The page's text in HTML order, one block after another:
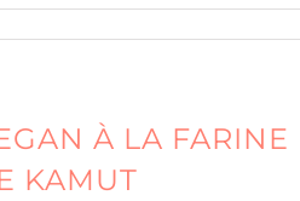
À LA FARINE
KAMUT